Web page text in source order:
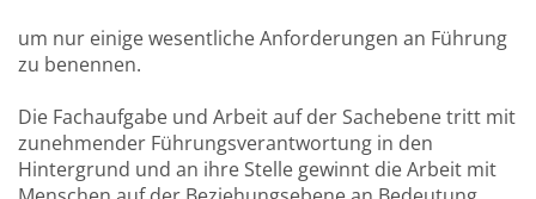
um nur einige wesentliche Anforderungen an Führung
zu benennen.
Die Fachaufgabe und Arbeit auf der Sachebene tritt mit
zunehmender Führungsverantwortung in den
Hintergrund und an ihre Stelle gewinnt die Arbeit mit